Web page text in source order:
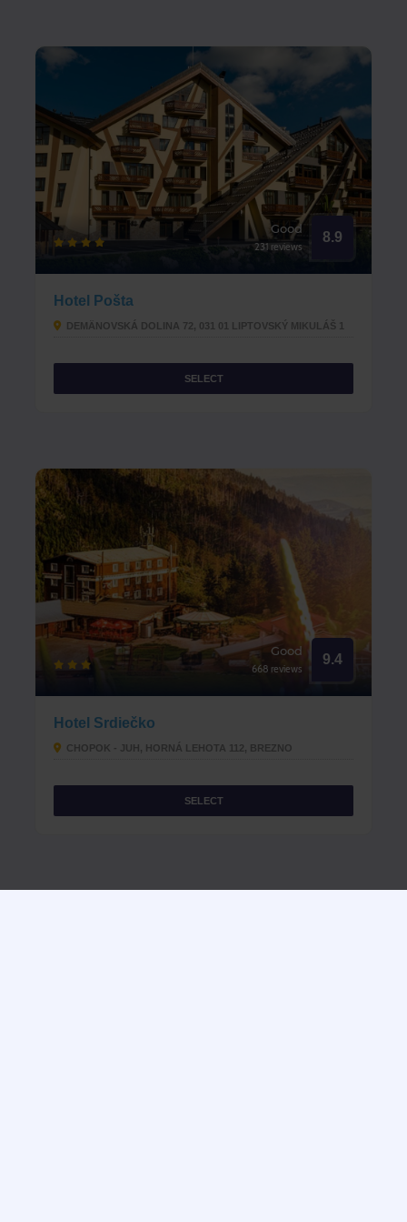
Good
231 reviews
8.9
Hotel Pošta
DEMÄNOVSKÁ DOLINA 72, 031 01 LIPTOVSKÝ MIKULÁŠ 1
SELECT
Good
668 reviews
9.4
Hotel Srdiečko
CHOPOK - JUH, HORNÁ LEHOTA 112, BREZNO
SELECT